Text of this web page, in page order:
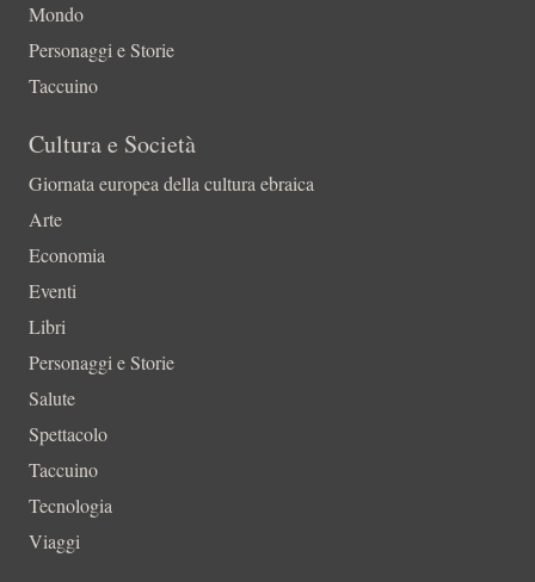
Mondo
Personaggi e Storie
Taccuino
Cultura e Società
Giornata europea della cultura ebraica
Arte
Economia
Eventi
Libri
Personaggi e Storie
Salute
Spettacolo
Taccuino
Tecnologia
Viaggi